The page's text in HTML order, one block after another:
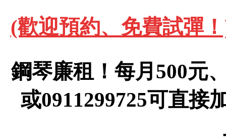
(歡迎預約、免費試彈
鋼琴廉租！每月500元
或0911299725可直接